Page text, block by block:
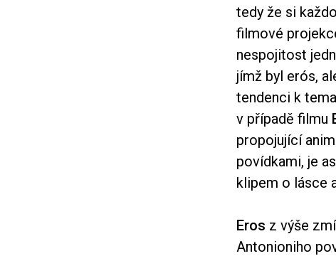
tedy že si
filmové
nespojitost
jímž byl erós,
tendenci k
v případě filmu
propojující
povídkami, je
klipem o lásce
Eros z výše
Antonioniho